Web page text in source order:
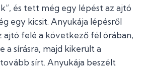
és tett még egy lépést az ajtó
egy kicsit. Anyukája lépésről
ajtó felé a következő fél órában,
a sírásra, majd kikerült a
sírt. Anyukája beszélt